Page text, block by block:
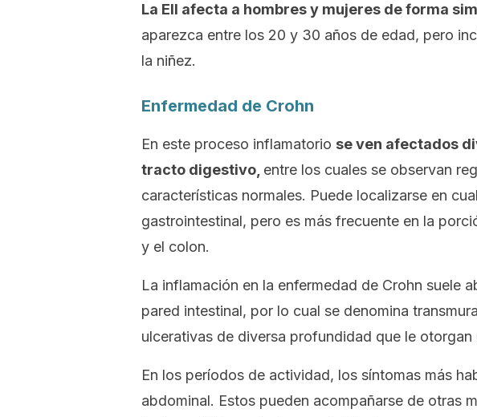
La EII afecta a hombres y mujeres de forma
aparezca entre los 20 y 30 años de edad, pero
la niñez.
Enfermedad de Crohn
En este proceso inflamatorio se ven afectados
tracto digestivo, entre los cuales se observan
características normales. Puede localizarse en
gastrointestinal, pero es más frecuente en la
y el colon.
La inflamación en la enfermedad de Crohn suele
pared intestinal, por lo cual se denomina
ulcerativas de diversa profundidad que le otorgan
En los períodos de actividad, los síntomas más
abdominal. Estos pueden acompañarse de otras